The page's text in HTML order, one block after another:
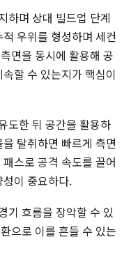
하며 상대 빌드업 단계
우위를 형성하며 세컨
면을 동시에 활용해 공
할 수 있는지가 핵심이
도한 뒤 공간을 활용하
탈취하면 빠르게 측면
스로 공격 속도를 끌어
이 중요하다.
기 흐름을 장악할 수 있
으로 이를 흔들 수 있는